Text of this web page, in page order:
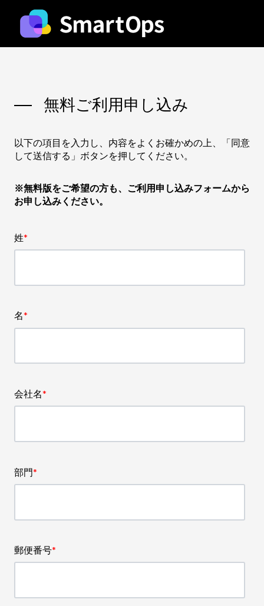
無料ご利用申し込み
以下の項目を入力し、内容をよくお確かめの上、「同意
して送信する」ボタンを押してください。
※無料版をご希望の方も、ご利用申し込みフォームから
お申し込みください。
姓*
名*
会社名*
部門*
郵便番号*